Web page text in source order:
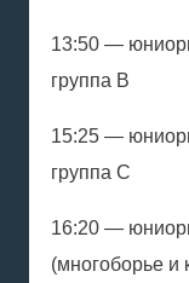
13:50 —
группа В
15:25 —
группа С
16:20 —
(многоборье